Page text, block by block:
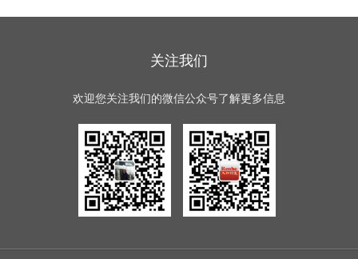
关注我们
欢迎您关注我们的微信公众号了解更多信息